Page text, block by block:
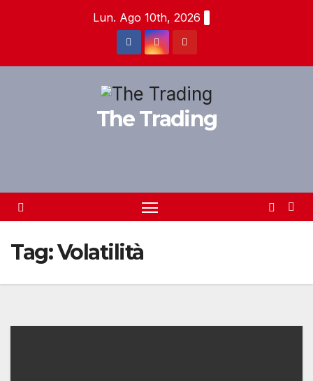
Lun. Ago 10th, 2026
The Trading
Tag:Volatilità